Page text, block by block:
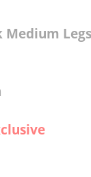
Medium